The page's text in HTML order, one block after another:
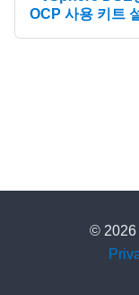
OCP 사용 키트
© 2026